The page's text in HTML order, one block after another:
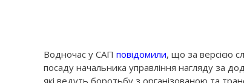
Водночас у САП повідомили, що за версією
посаду начальника управління нагляду за
які ведуть боротьбу з організованою та